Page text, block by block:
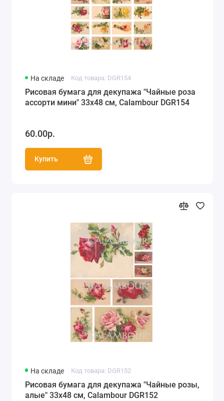
На складе Код товара: DGR154
Рисовая бумага для декупажа "Чайные роза
ассорти мини" 33х48 см, Calambour DGR154
60.00р.
Купить
На складе Код товара: DGR152
Рисовая бумага для декупажа "Чайные розы,
алые" 33х48 см, Calambour DGR152